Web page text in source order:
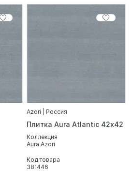
Azori | Россия
Плитка Aura Atlantic 42х42
Коллекция
Aura Azori
Код товара
381446